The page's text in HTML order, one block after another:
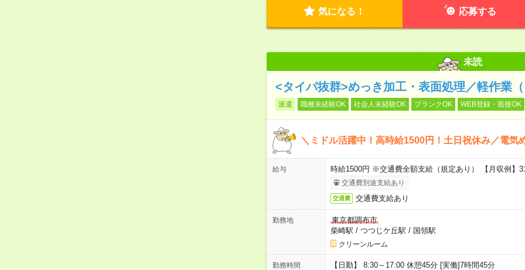
気になる！ 応募する
未読
<タイパ抜群>めっき加工・表面処理／軽作業
派遣 職種未経験OK 社会人未経験OK ブランクOK WEB登録・面接OK
＼ミドル活躍中！高時給1500円！土日祝休み／電気
給与 時給1500円 ※交通費全額支給（規定あり） 【月収例】
交通費別途支給あり
交通費 交通費支給あり
勤務地
東京都調布市
柴崎駅 / つつじケ丘駅 / 国領駅
クリーンルーム
勤務時間 【日勤】 8:30～17:00 休憩45分 [実働]7時間45分